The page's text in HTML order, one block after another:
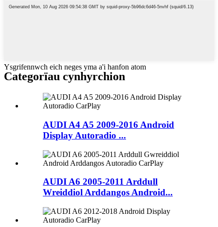
Ysgrifennwch eich neges yma a'i hanfon atom
Categorïau cynhyrchion
AUDI A4 A5 2009-2016 Android
Display Autoradio ...
AUDI A6 2005-2011 Arddull
Wreiddiol Arddangos Android...